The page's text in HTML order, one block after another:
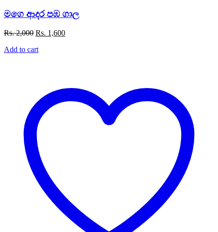
මගෙ ආදර පඹ ගාල
Rs.2,000 Original
was:
Rs. 1,600Current
Add to cart